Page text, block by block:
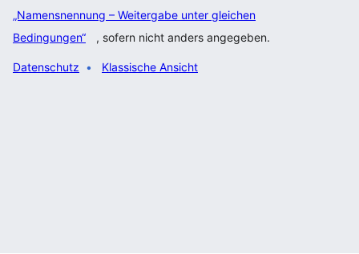
„Namensnennung – Weitergabe unter gleichen
Bedingungen“
, sofern nicht anders angegeben.
Datenschutz Klassische Ansicht